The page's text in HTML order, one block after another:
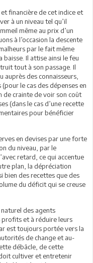
financière de cet indice et
à un niveau tel qu’il
même au prix d’un
à l’occasion la descente
par le fait même
baisse. Il attise ainsi le feu
tout à son passage. Il
auprès des connaisseurs,
le cas des dépenses en
de crainte de voir son coût
(dans le cas d’une recette
pour bénéficier
en devises par une forte
du niveau, par le
retard, ce qui accentue
plan, la dépréciation
bien des recettes que des
du déficit qui se creuse
des agents
profits et à réduire leurs
est toujours portée vers la
de change et au-
débâcle, de cette
cultiver et entretenir